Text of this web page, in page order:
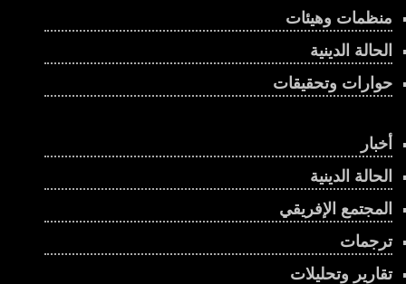
منظمات وهيئات
الحالة الدينية
حوارات وتحقيقات
أخبار
الحالة الدينية
المجتمع الإفريقي
ترجمات
تقارير وتحليلات